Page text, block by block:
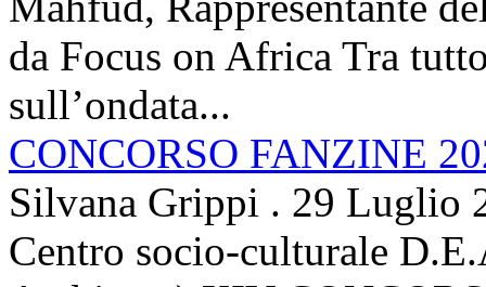
da Focus on Africa Tra
sull’ondata...
CONCORSO FANZINE
Silvana Grippi . 29 Luglio
Centro socio-culturale